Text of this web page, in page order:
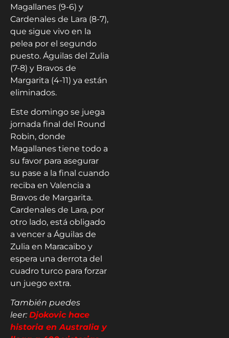
Magallanes (9-6) y
Cardenales de Lara (8-7),
que sigue vivo en la
pelea por el segundo
puesto. Águilas del Zulia
(7-8) y Bravos de
Margarita (4-11) ya están
eliminados.
Este domingo se juega
jornada final del Round
Robin, donde
Magallanes tiene todo a
su favor para asegurar
su pase a la final cuando
reciba en Valencia a
Bravos de Margarita.
Cardenales de Lara, por
otro lado, está obligado
a vencer a Águilas de
Zulia en Maracaibo y
espera una derrota del
cuadro turco para forzar
un juego extra.
También puedes
leer: Djokovic hace
historia en Australia y